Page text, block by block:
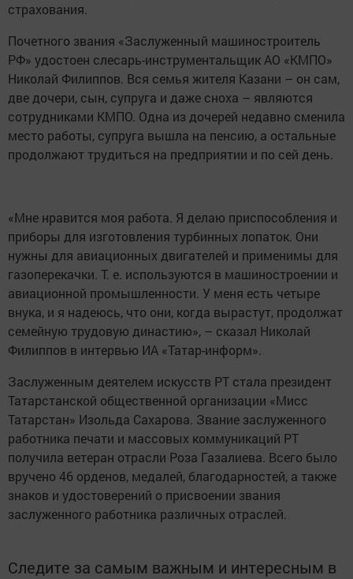
страхования.
Почетного звания «Заслуженный машиностроитель
РФ» удостоен слесарь-инструментальщик АО «КМПО»
Николай Филиппов. Вся семья жителя Казани – он сам,
две дочери, сын, супруга и даже сноха – являются
сотрудниками КМПО. Одна из дочерей недавно сменила
место работы, супруга вышла на пенсию, а остальные
продолжают трудиться на предприятии и по сей день.
«Мне нравится моя работа. Я делаю приспособления и
приборы для изготовления турбинных лопаток. Они
нужны для авиационных двигателей и применимы для
газоперекачки. Т. е. используются в машиностроении и
авиационной промышленности. У меня есть четыре
внука, и я надеюсь, что они, когда вырастут, продолжат
семейную трудовую династию», – сказал Николай
Филиппов в интервью ИА «Татар-информ».
Заслуженным деятелем искусств РТ стала президент
Татарстанской общественной организации «Мисс
Татарстан» Изольда Сахарова. Звание заслуженного
работника печати и массовых коммуникаций РТ
получила ветеран отрасли Роза Газалиева. Всего было
вручено 46 орденов, медалей, благодарностей, а также
знаков и удостоверений о присвоении звания
заслуженного работника различных отраслей.
Следите за самым важным и интересным в